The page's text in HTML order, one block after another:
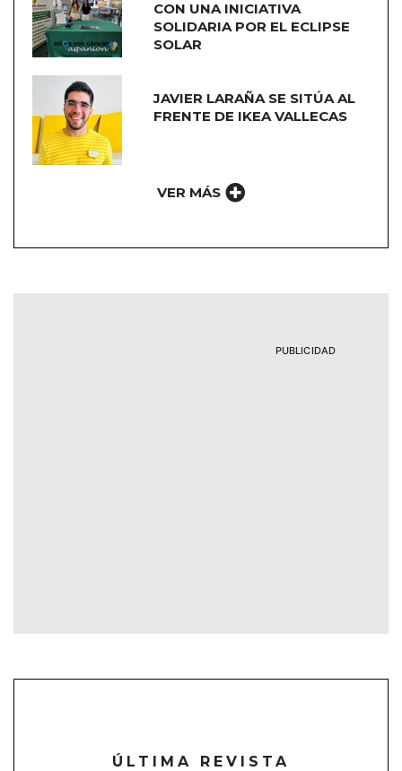
CON UNA INICIATIVA
SOLIDARIA POR EL ECLIPSE
SOLAR
JAVIER LARAÑA SE SITÚA AL
FRENTE DE IKEA VALLECAS
VER MÁS
PUBLICIDAD
ÚLTIMA REVISTA